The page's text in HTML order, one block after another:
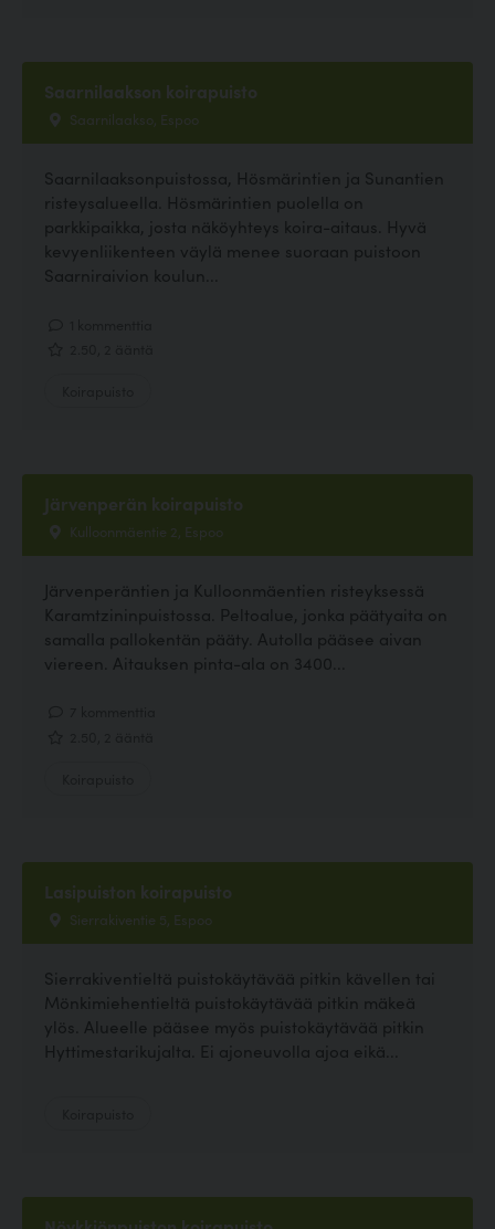
Saarnilaakson koirapuisto
Saarnilaakso, Espoo
Saarnilaaksonpuistossa, Hösmärintien ja Sunantien
risteysalueella. Hösmärintien puolella on
parkkipaikka, josta näköyhteys koira-aitaus. Hyvä
kevyenliikenteen väylä menee suoraan puistoon
Saarniraivion koulun...
Järvenperän koirapuisto
Kulloonmäentie 2, Espoo
Järvenperäntien ja Kulloonmäentien risteyksessä
Karamtzininpuistossa. Peltoalue, jonka päätyaita on
samalla pallokentän pääty. Autolla pääsee aivan
viereen. Aitauksen pinta-ala on 3400...
Lasipuiston koirapuisto
Sierrakiventie 5, Espoo
Sierrakiventieltä puistokäytävää pitkin kävellen tai
Mönkimiehentieltä puistokäytävää pitkin mäkeä
ylös. Alueelle pääsee myös puistokäytävää pitkin
Hyttimestarikujalta. Ei ajoneuvolla ajoa eikä...